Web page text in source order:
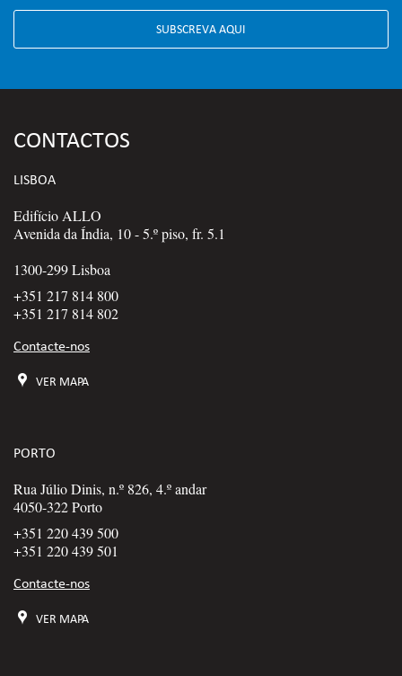
SUBSCREVA AQUI
CONTACTOS
LISBOA
Edifício ALLO
Avenida da Índia, 10 - 5.º piso, fr. 5.1
1300-299 Lisboa
+351 217 814 800
+351 217 814 802
Contacte-nos
VER MAPA
PORTO
Rua Júlio Dinis, n.º 826, 4.º andar
4050-322 Porto
+351 220 439 500
+351 220 439 501
Contacte-nos
VER MAPA